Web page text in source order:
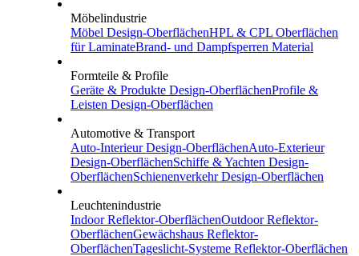
Möbelindustrie
Möbel Design-OberflächenHPL & CPL Oberflächen
für LaminateBrand- und Dampfsperren Material
Formteile & Profile
Geräte & Produkte Design-OberflächenProfile &
Leisten Design-Oberflächen
Automotive & Transport
Auto-InterieurDesign-OberflächenAuto-Exterieur
Design-OberflächenSchiffe & Yachten Design-
OberflächenSchienenverkehrDesign-Oberflächen
Leuchtenindustrie
IndoorReflektor-OberflächenOutdoorReflektor-
OberflächenGewächshaus Reflektor-
OberflächenTageslicht-Systeme Reflektor-Oberflächen